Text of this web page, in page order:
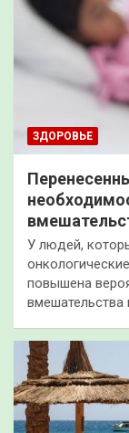
ЗДОРОВЬЕ
У людей,
повышена
вмешательства